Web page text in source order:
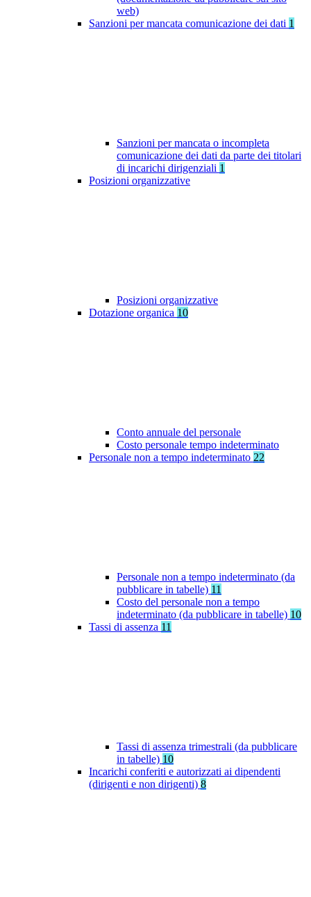
web)
Sanzioni per mancata comunicazione dei dati 1
Sanzioni per mancata o incompleta
comunicazione dei dati da parte dei titolari
di incarichi dirigenziali 1
Posizioni organizzative
Posizioni organizzative
Dotazione organica 10
Conto annuale del personale
Costo personale tempo indeterminato
Personale non a tempo indeterminato 22
Personale non a tempo indeterminato (da
pubblicare in tabelle) 11
Costo del personale non a tempo
indeterminato (da pubblicare in tabelle) 10
Tassi di assenza 11
Tassi di assenza trimestrali (da pubblicare
in tabelle) 10
Incarichi conferiti e autorizzati ai dipendenti
(dirigenti e non dirigenti) 8